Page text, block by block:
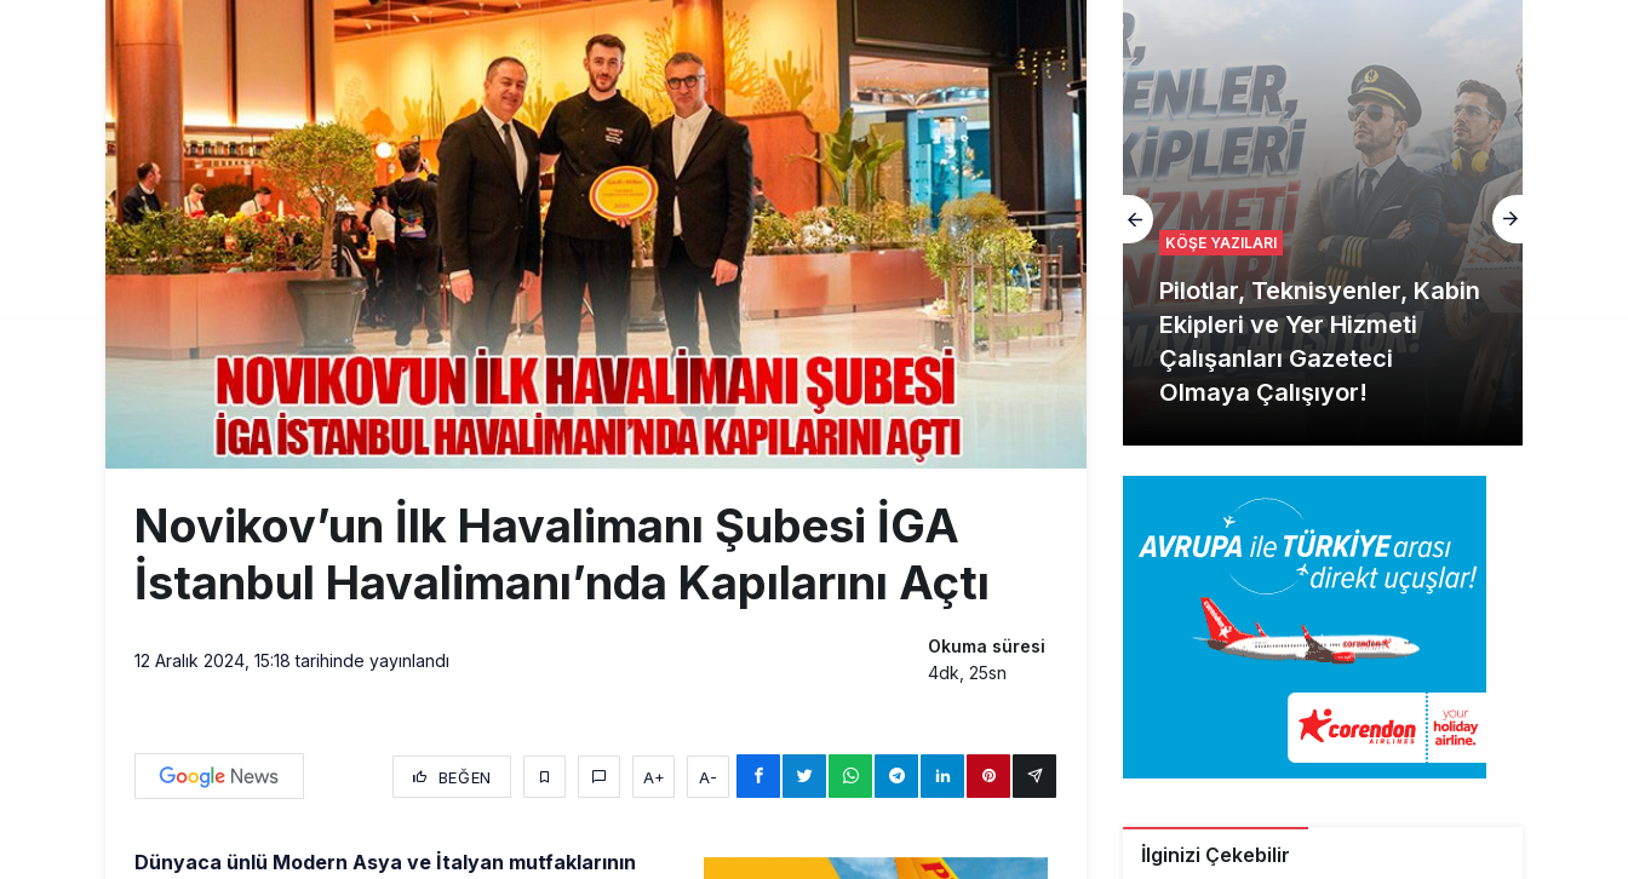
9:13 İstanbul uçağına polis köpeklerle girdi: 3 yolcu indirildi
AyJet eğitim uçağı Hezarfen yakınında kırım geçirdi
18:00 Lufthansa ilk uçağını Starlink internetiyle donattı
16:27 EasyJet, 5,7 Milyar Sterline Apollo’ya Satılıyor
Novikov’un İlk Havalimanı Şubesi İGA
İstanbul Havalimanı’nda Kapılarını Açtı
12 Aralık 2024, 15:18 tarihinde yayınlandı
Okuma süresi
4dk, 25sn
BEĞEN A+ A-
Dünyaca ünlü Modern Asya ve İtalyan mutfaklarının
KÖŞE YAZILARI
Pilotlar, Teknisyenler, Kabin
Ekipleri ve Yer Hizmeti
Çalışanları Gazeteci
Olmaya Çalışıyor!
İlginizi Çekebilir